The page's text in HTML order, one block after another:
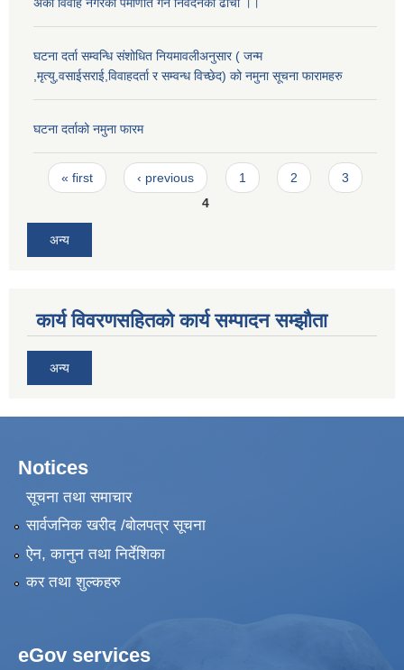
घटना दर्ता सम्वन्धि संशोधित नियमावलीअनुसार ( जन्म
,मृत्यु,वसाईसराई,विवाहदर्ता र सम्वन्ध विच्छेद) को नमुना सूचना फारामहरु
घटना दर्ताको नमुना फारम
Pages
« first ‹ previous 1 2
3
4
अन्य
कार्य विवरणसहितको कार्य सम्पादन सम्झौता
अन्य
Notices
सूचना तथा समाचार
सार्वजनिक खरीद /बोलपत्र सूचना
ऐन, कानुन तथा निर्देशिका
कर तथा शुल्कहरु
eGov services